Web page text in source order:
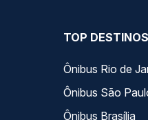
TOP DESTINOS
Ônibus Rio de
Ônibus São
Ônibus Brasília